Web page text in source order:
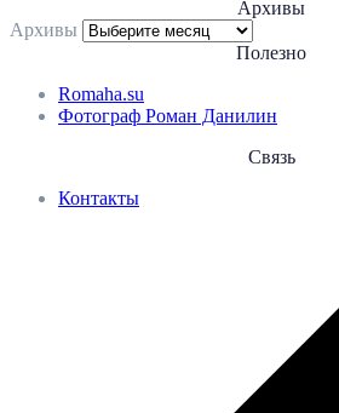
Архивы
Архивы
Полезно
Romaha.su
Фотограф Роман Данилин
Связь
Контакты